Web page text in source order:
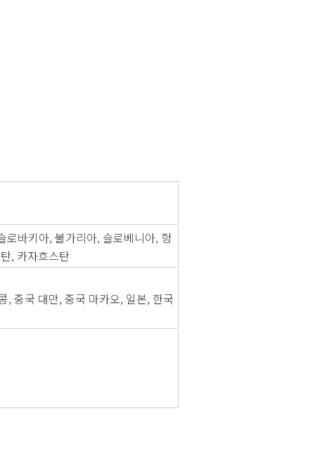
바키아, 불가리아, 슬로베니아, 헝
, 카자흐스탄
, 중국 대만, 중국 마카오, 일본, 한국